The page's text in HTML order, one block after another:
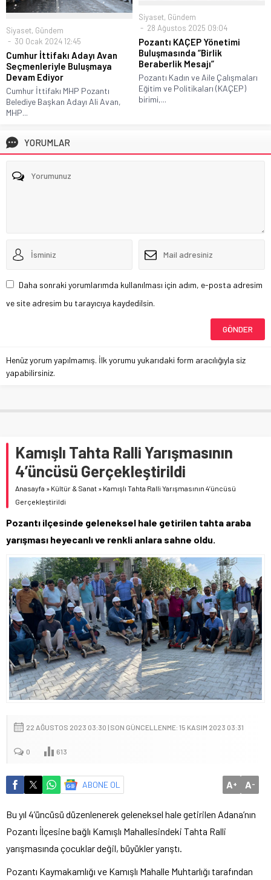
Siyaset, Gündem
30 Ocak 2024 12:45
Cumhur İttifakı Adayı Avan
Seçmenleriyle Buluşmaya
Devam Ediyor
Cumhur İttifakı MHP Pozantı
Belediye Başkan Adayı Ali Avan,
MHP...
Siyaset, Gündem
28 Ağustos 2025 09:04
Pozantı KAÇEP Yönetimi
Buluşmasında “Birlik
Beraberlik Mesajı”
Pozantı Kadın ve Aile Çalışmaları
Eğitim ve Politikaları (KAÇEP)
birimi,...
YORUMLAR
Daha sonraki yorumlarımda kullanılması için adım, e-posta adresim
ve site adresim bu tarayıcıya kaydedilsin.
Henüz yorum yapılmamış. İlk yorumu yukarıdaki form aracılığıyla siz
yapabilirsiniz.
Kamışlı Tahta Ralli Yarışmasının
4’üncüsü Gerçekleştirildi
Anasayfa » Kültür & Sanat » Kamışlı Tahta Ralli Yarışmasının 4’üncüsü
Gerçekleştirildi
Pozantı ilçesinde geleneksel hale getirilen tahta araba
yarışması heyecanlı ve renkli anlara sahne oldu.
22 AĞUSTOS 2023 03:30 | SON GÜNCELLENME: 15 KASIM 2023 03:31
0 613
ABONE OL A+ A-
Bu yıl 4’üncüsü düzenlenerek geleneksel hale getirilen Adana’nın
Pozantı İlçesine bağlı Kamışlı Mahallesindeki Tahta Ralli
yarışmasında çocuklar değil, büyükler yarıştı.
Pozantı Kaymakamlığı ve Kamışlı Mahalle Muhtarlığı tarafından